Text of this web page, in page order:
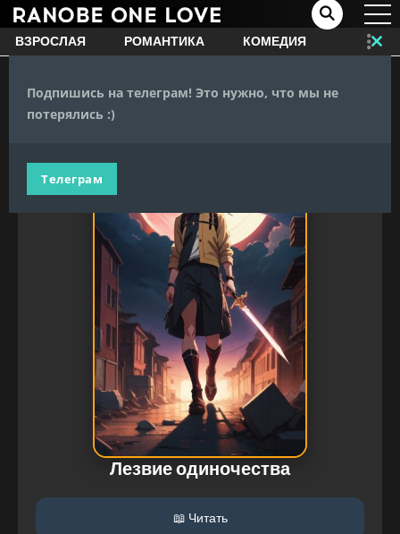
ВЗРОСЛАЯ РОМАНТИКА КОМЕДИЯ
Лезвие одиночества
📖 Читать
Подпишись на телеграм! Это нужно, что мы не
потерялись :)
Телеграм